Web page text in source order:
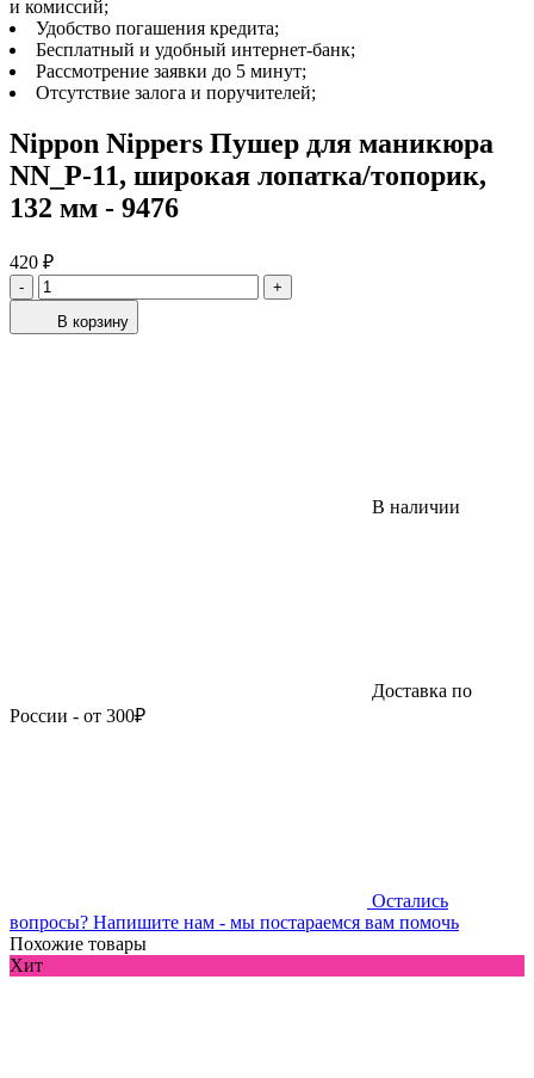
и комиссий;
Удобство погашения кредита;
Бесплатный и удобный интернет-банк;
Рассмотрение заявки до 5 минут;
Отсутствие залога и поручителей;
Nippon Nippers Пушер для маникюра
NN_P-11, широкая лопатка/топорик,
132 мм - 9476
420 ₽
-
+
В корзину
В наличии
Доставка по
России - от 300₽
Остались
вопросы? Напишите нам - мы постараемся вам помочь
Похожие товары
Хит